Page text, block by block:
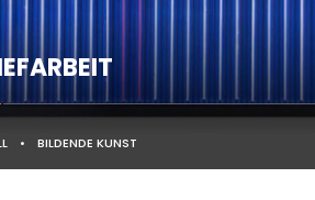
• BILDENDE KUNST